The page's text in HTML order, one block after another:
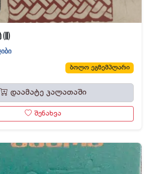
ბოლო ეგზემპლარი
დაამატე კალათაში
შენახვა